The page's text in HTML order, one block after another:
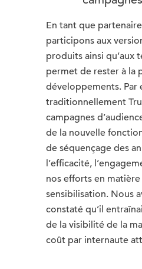
En tant que
participons aux
produits ainsi qu’aux
permet de rester à la
développements. Par
traditionnellement
campagnes
de la nouvelle
de séquençage des
l’efficacité,
nos efforts en
sensibilisation. Nous
constaté qu’il
de la visibilité de la
coût par internaute